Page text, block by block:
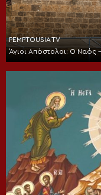
PEMPTOUSIA TV
Άγιοι Απόστολοι: Ο Ναός